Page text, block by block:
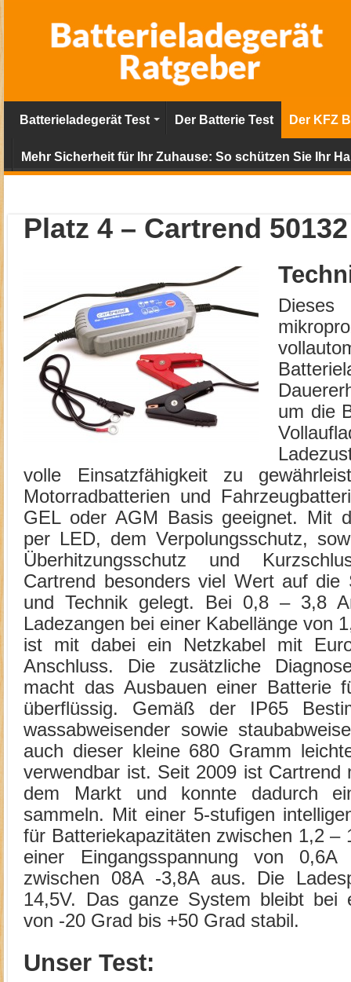
Batterieladegerät Test Der Batterie Test Der KFZ
Mehr Sicherheit für Ihr Zuhause: So schützen Sie Ihr
Platz 4 – Cartrend 50132
Dieses
um die
volle Einsatzfähigkeit zu
Motorradbatterien und
GEL oder AGM Basis geeignet. Mit
per LED, dem Verpolungsschutz,
Überhitzungsschutz und
Cartrend besonders viel Wert auf die
und Technik gelegt. Bei 0,8 – 3,8
Ladezangen bei einer Kabellänge von
ist mit dabei ein Netzkabel mit
Anschluss. Die zusätzliche
macht das Ausbauen einer Batterie
überflüssig. Gemäß der IP65
wassabweisender sowie
auch dieser kleine 680 Gramm
verwendbar ist. Seit 2009 ist Cartrend
dem Markt und konnte dadurch
sammeln. Mit einer 5-stufigen
für Batteriekapazitäten zwischen 1,2 –
einer Eingangsspannung von 0,6A
zwischen 08A -3,8A aus. Die
14,5V. Das ganze System bleibt bei
von -20 Grad bis +50 Grad stabil.
Unser Test: